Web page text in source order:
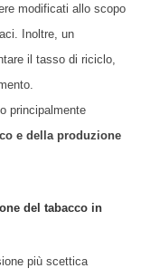
modificati allo scopo
Inoltre, un
il tasso di riciclo,
principalmente
e della produzione
del tabacco in
più scettica